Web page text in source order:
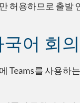
허용하므로 출발
국어 회
Teams를 사용하